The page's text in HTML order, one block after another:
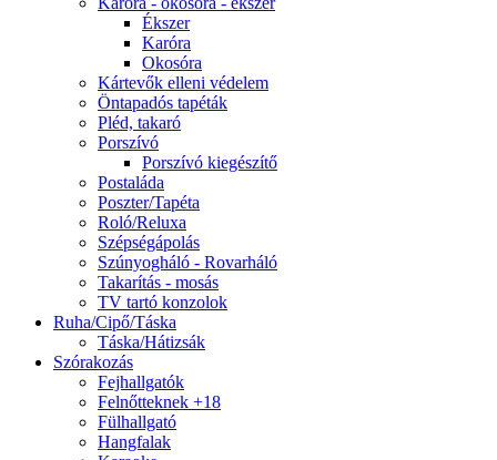
Ékszer
Karóra
Okosóra
Kártevők elleni védelem
Öntapadós tapéták
Pléd, takaró
Porszívó
Porszívó kiegészítő
Postaláda
Poszter/Tapéta
Roló/Reluxa
Szépségápolás
Szúnyogháló - Rovarháló
Takarítás - mosás
TV tartó konzolok
Ruha/Cipő/Táska
Táska/Hátizsák
Szórakozás
Fejhallgatók
Felnőtteknek +18
Fülhallgató
Hangfalak